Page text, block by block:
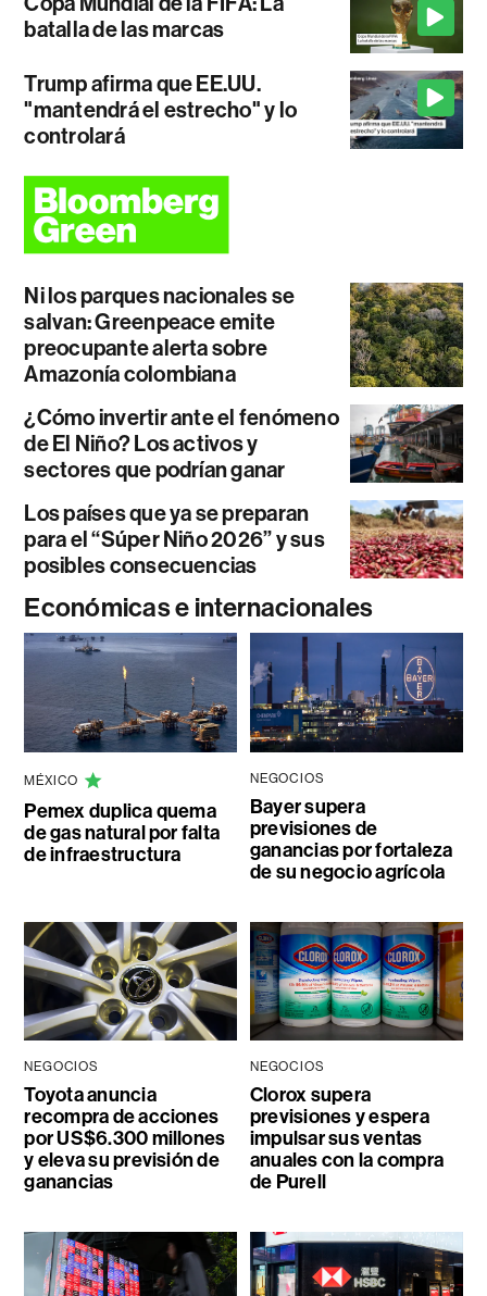
batalla de las marcas
Trump afirma que EE.UU.
"mantendrá el estrecho" y lo
controlará
Ni los parques nacionales se
salvan: Greenpeace emite
preocupante alerta sobre
Amazonía colombiana
¿Cómo invertir ante el fenómeno
de El Niño? Los activos y
sectores que podrían ganar
Los países que ya se preparan
para el “Súper Niño 2026” y sus
posibles consecuencias
Económicas e internacionales
MÉXICO
Pemex duplica quema
de gas natural por falta
de infraestructura
NEGOCIOS
Bayer supera
previsiones de
ganancias por fortaleza
de su negocio agrícola
NEGOCIOS
Toyota anuncia
recompra de acciones
por US$6.300 millones
y eleva su previsión de
ganancias
NEGOCIOS
Clorox supera
previsiones y espera
impulsar sus ventas
anuales con la compra
de Purell